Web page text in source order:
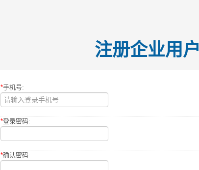
注册企业用户
*手机号:
*登录密码:
*确认密码: